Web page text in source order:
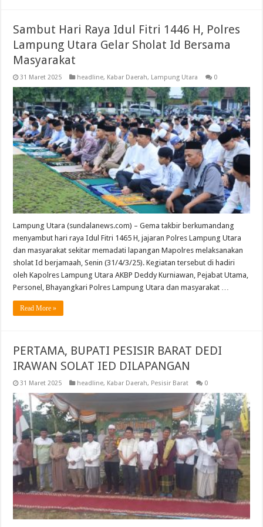
Sambut Hari Raya Idul Fitri 1446 H, Polres
Lampung Utara Gelar Sholat Id Bersama
Masyarakat
31 Maret 2025 headline, Kabar Daerah, Lampung Utara 0
Lampung Utara (sundalanews.com) – Gema takbir berkumandang
menyambut hari raya Idul Fitri 1465 H, jajaran Polres Lampung Utara
dan masyarakat sekitar memadati lapangan Mapolres melaksanakan
sholat Id berjamaah, Senin (31/4/3/25). Kegiatan tersebut di hadiri
oleh Kapolres Lampung Utara AKBP Deddy Kurniawan, Pejabat Utama,
Personel, Bhayangkari Polres Lampung Utara dan masyarakat …
Read More »
PERTAMA, BUPATI PESISIR BARAT DEDI
IRAWAN SOLAT IED DILAPANGAN
31 Maret 2025 headline, Kabar Daerah, Pesisir Barat 0